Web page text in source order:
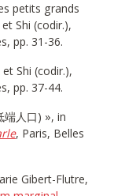
petits grands
Shi (codir.),
pp. 31-36.
Shi (codir.),
pp. 37-44.
人口) », in
, Paris, Belles
Gibert-Flutre,